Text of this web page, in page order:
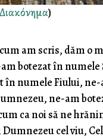
Διακόνημα)
am scris, dăm o
botezat în
în numele Fiului,
ne-am
ca noi să ne
cel viu, Cel